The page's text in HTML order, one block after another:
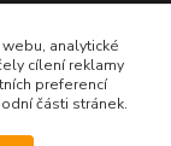
analytické
cílení reklamy
preferencí
části stránek.